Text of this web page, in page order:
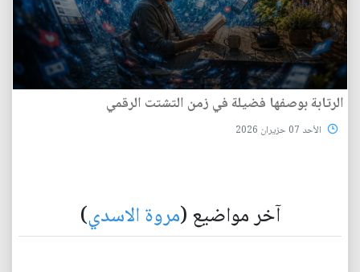
الرتابة بوصفها فضيلة في زمن التشتت الرقمي
الأحد 07 حزيران 2026
آخر مواضيع (مروة الاسدي)